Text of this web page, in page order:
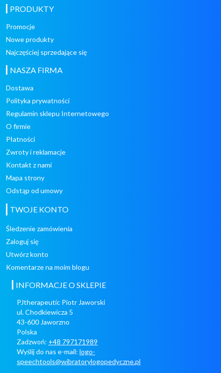
PRODUKTY
Promocje
Nowe produkty
Najczęściej sprzedające się
NASZA FIRMA
Dostawa
Polityka prywatności
Regulamin sklepu Internetowego
O firmie
Płatności
Zwroty i reklamacje
Kontakt z nami
Mapa strony
Odstąp od umowy
TWOJE KONTO
Śledzenie zamówienia
Zaloguj się
Utwórz konto
Komentarze na moim blogu
INFORMACJE O SKLEPIE
PJtherapeutic Piotr Jaworski
ul. Chodkiewicza 5
43-600 Jaworzno
Polska
Zadzwoń: +48 797171989
Wyślij do nas e-mail: logo-
speechtools@wibratorylogopedyczne.pl